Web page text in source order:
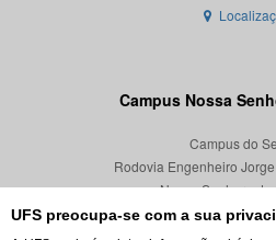
UFS preocupa-se com a sua
Campus Nossa
Campus do
Rodovia Engenheiro
Nossa Senhora da
CEP 49680-